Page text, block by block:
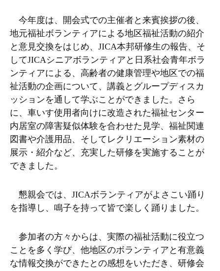
今年度は、開会式での主催者と来賓挨拶の後、
地元福祉ボランティアによる地区福祉活動の紹介
と意見交換をはじめ、JICA本邦研修生の報告、そ
してJICAシニアボランティアと日系社会青年ボラ
ンティアによる、高齢者の健康管理や地区での福
祉活動の企画について、講義とグループディスカ
ッションを通して学ぶことができました。さら
に、車いす使用者向けに改造された福祉センター
内居室の障害疑似体験を合わせた見学、福祉関連
図書や介護用品、そしてレクリエーション素材の
展示・紹介など、充実した研修を実施することが
できました。
懇親会では、JICAボランティアがよさこい踊り
を指導し、鳴子を持って皆で楽しく踊りました。
参加者の方々からは、実際の福祉活動に役立つ
ことを多く学び、他地区のボランティアと有意義
な情報交換ができたとの感想をいただき、研修会